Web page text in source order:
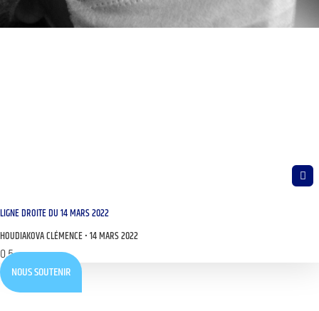
LIGNE DROITE DU 14 MARS 2022
HOUDIAKOVA CLÉMENCE 14 MARS 2022
NOUS SOUTENIR